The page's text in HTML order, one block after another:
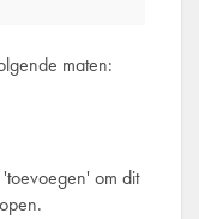
maten:
om dit